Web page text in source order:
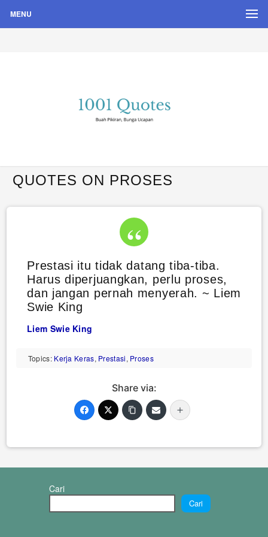
MENU
Quote Hari Puisi
QUOTES ON PROSES
Prestasi itu tidak datang tiba-tiba.
Harus diperjuangkan, perlu proses,
dan jangan pernah menyerah. ~ Liem
Swie King
Liem Swie King
Topics: Kerja Keras, Prestasi, Proses
Share via:
Cari
Cari